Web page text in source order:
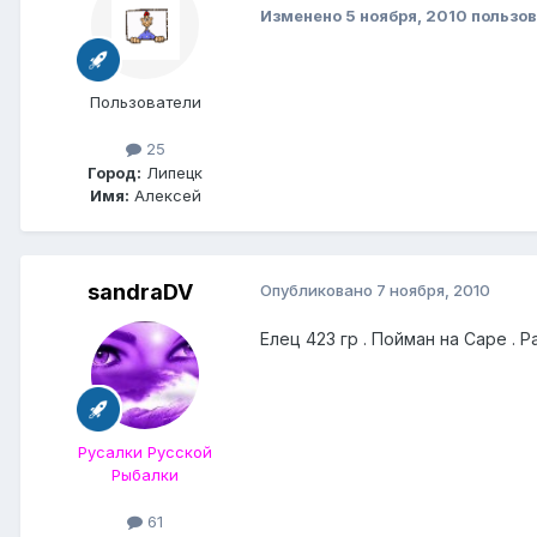
Пользователи
25
Город: Липецк
Имя: Алексей
Изменено 5 ноября, 2010
sandraDV
Русалки Русской
Рыбалки
61
Опубликовано 7 ноября, 2010
Елец 423 гр . Пойман на Саре .